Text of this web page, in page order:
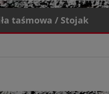
taśmowa / Stojak